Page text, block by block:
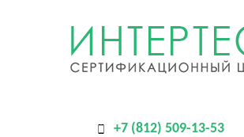
+7 (812) 509-13-53